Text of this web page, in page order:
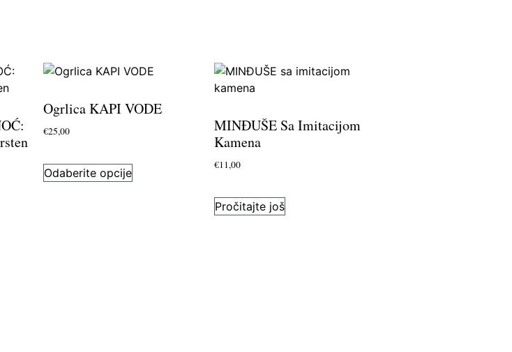
Ogrlica KAPI VODE
€25,00
Odaberite opcije
MINĐUŠE Sa Imitacijom
Kamena
€11,00
Pročitajte još